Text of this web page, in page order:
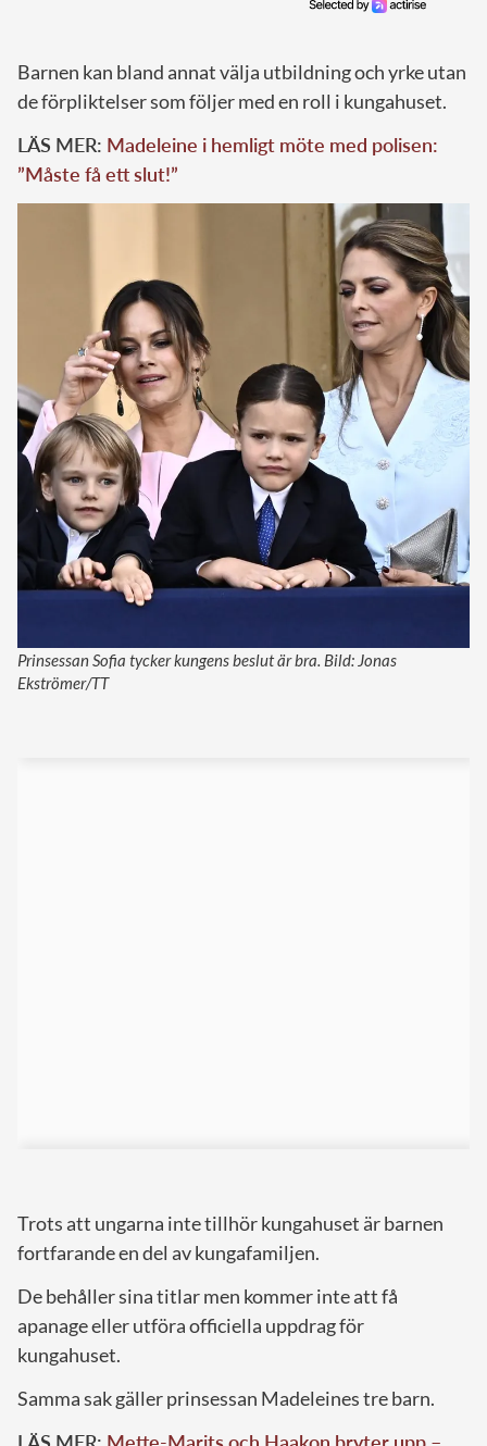
Barnen kan bland annat välja utbildning och yrke utan
de förpliktelser som följer med en roll i kungahuset.
LÄS MER: Madeleine i hemligt möte med polisen:
”Måste få ett slut!”
Prinsessan Sofia tycker kungens beslut är bra. Bild: Jonas
Ekströmer/TT
Trots att ungarna inte tillhör kungahuset är barnen
fortfarande en del av kungafamiljen.
De behåller sina titlar men kommer inte att få
apanage eller utföra officiella uppdrag för
kungahuset.
Samma sak gäller prinsessan Madeleines tre barn.